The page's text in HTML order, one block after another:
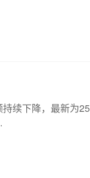
续下降，最新为25